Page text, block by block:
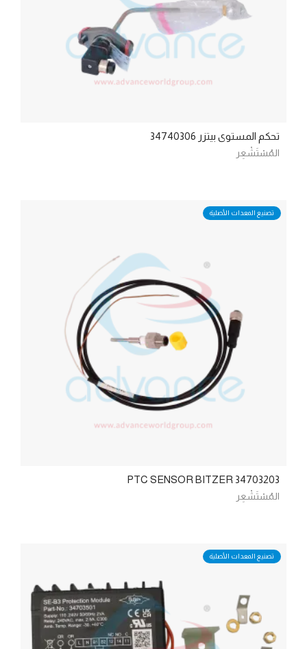
تحكم المستوى بيتزر 34740306
المُسْتَشْعِر
تصنيع المعدات الأصلية
PTC SENSOR BITZER 34703203
المُسْتَشْعِر
تصنيع المعدات الأصلية